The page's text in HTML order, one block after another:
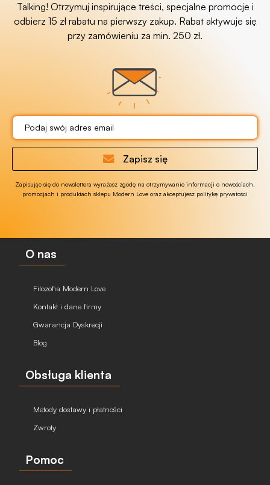
Talking! Otrzymuj inspirujące treści, specjalne promocje i
odbierz 15 zł rabatu na pierwszy zakup. Rabat aktywuje się
przy zamówieniu za min. 250 zł.
Zapisz się
Zapisując się do newslettera wyrażasz zgodę na otrzymywanie informacji o nowościach,
promocjach i produktach sklepu Modern Love oraz akceptujesz politykę prywatości
O nas
Filozofia Modern Love
Kontakt i dane firmy
Gwarancja Dyskrecji
Blog
Obsługa klienta
Metody dostawy i płatności
Zwroty
Pomoc